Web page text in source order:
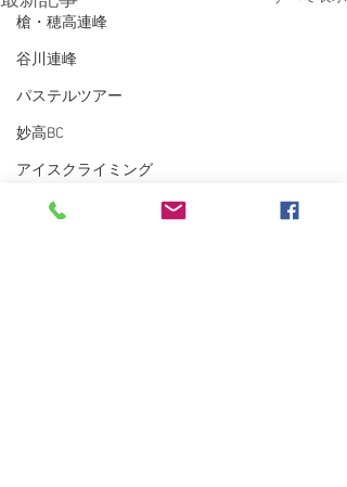
槍・穂高連峰
谷川連峰
パステルツアー
妙高BC
アイスクライミング
越後の山々